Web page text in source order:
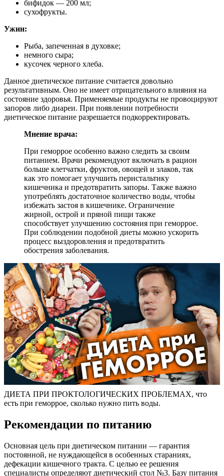
бифидок — 200 мл;
сухофрукты.
Ужин:
Рыба, запеченная в духовке;
немного сыра;
кусочек черного хлеба.
Данное диетическое питание считается довольно
результативным. Оно не имеет отрицательного влияния на
состояние здоровья. Применяемые продукты не провоцируют
запоров либо диареи. При появлении потребности
диетическое питание разрешается подкорректировать.
Мнение врача:
При геморрое особенно важно следить за своим
питанием. Врачи рекомендуют включать в рацион
больше клетчатки, фруктов, овощей и злаков, так
как это помогает улучшить перистальтику
кишечника и предотвратить запоры. Также важно
употреблять достаточное количество воды, чтобы
избежать застоя в кишечнике. Ограничение
жирной, острой и пряной пищи также
способствует улучшению состояния при геморрое.
При соблюдении подобной диеты можно ускорить
процесс выздоровления и предотвратить
обострения заболевания.
ДИЕТА ПРИ ПРОКТОЛОГИЧЕСКИХ ПРОБЛЕМАХ, что
есть при геморрое, сколько нужно пить воды.
Рекомендации по питанию
Основная цель при диетическом питании — гарантия
постоянной, не нуждающейся в особенных стараниях,
дефекации кишечного тракта. С целью ее решения
специалисты определяют диетический стол №3. Базу питания